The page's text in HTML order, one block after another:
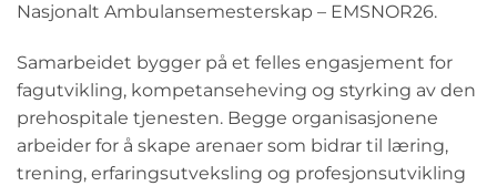
Nasjonalt Ambulansemesterskap – EMSNOR26.
Samarbeidet bygger på et felles engasjement for
fagutvikling, kompetanseheving og styrking av den
prehospitale tjenesten. Begge organisasjonene
arbeider for å skape arenaer som bidrar til læring,
trening, erfaringsutveksling og profesjonsutvikling